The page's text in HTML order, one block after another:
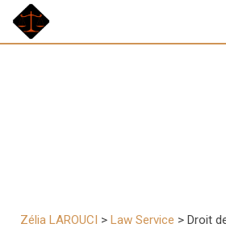
Skip
content
Zélia LAROUCI > Law Service > Droit